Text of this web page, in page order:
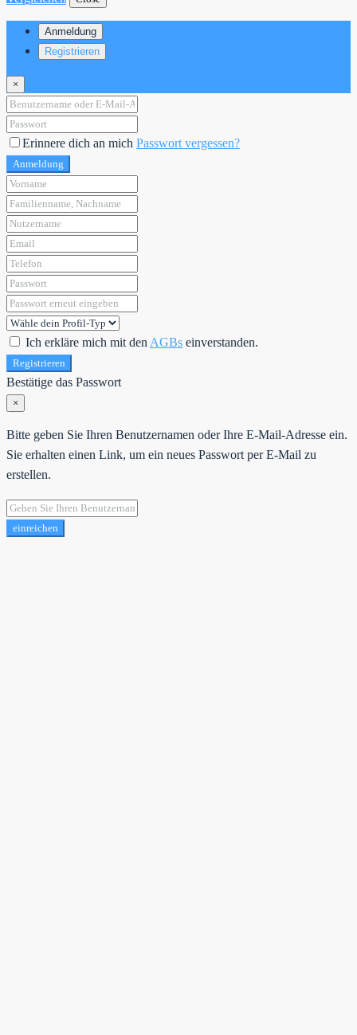
Anmeldung
Registrieren
×
Erinnere dich an mich Passwort vergessen?
Anmeldung
Ich erkläre mich mit den AGBs einverstanden.
Registrieren
Bestätige das Passwort
×
Bitte geben Sie Ihren Benutzernamen oder Ihre E-Mail-Adresse ein.
Sie erhalten einen Link, um ein neues Passwort per E-Mail zu
erstellen.
einreichen